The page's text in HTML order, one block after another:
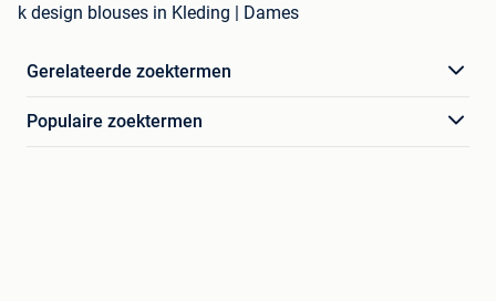
k design blouses in Kleding | Dames
Gerelateerde zoektermen
Populaire zoektermen